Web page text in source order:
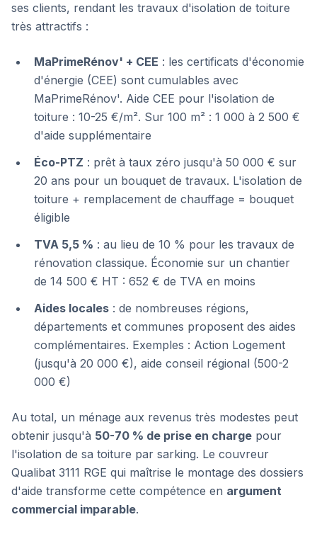
ses clients, rendant les travaux d'isolation de toiture
très attractifs :
MaPrimeRénov' + CEE : les certificats d'économie
d'énergie (CEE) sont cumulables avec
MaPrimeRénov'. Aide CEE pour l'isolation de
toiture : 10-25 €/m². Sur 100 m² : 1 000 à 2 500 €
d'aide supplémentaire
Éco-PTZ : prêt à taux zéro jusqu'à 50 000 € sur
20 ans pour un bouquet de travaux. L'isolation de
toiture + remplacement de chauffage = bouquet
éligible
TVA 5,5 % : au lieu de 10 % pour les travaux de
rénovation classique. Économie sur un chantier
de 14 500 € HT : 652 € de TVA en moins
Aides locales : de nombreuses régions,
départements et communes proposent des aides
complémentaires. Exemples : Action Logement
(jusqu'à 20 000 €), aide conseil régional (500-2
000 €)
Au total, un ménage aux revenus très modestes peut
obtenir jusqu'à 50-70 % de prise en charge pour
l'isolation de sa toiture par sarking. Le couvreur
Qualibat 3111 RGE qui maîtrise le montage des dossiers
d'aide transforme cette compétence en argument
commercial imparable.